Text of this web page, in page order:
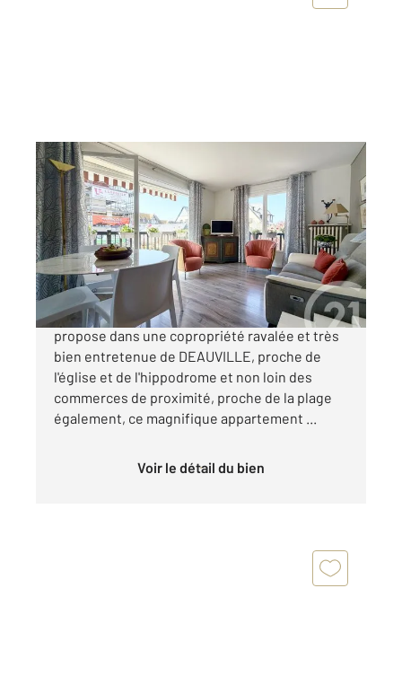
DEAUVILLE 14
60,21 m2, 3 pièces
Ref : 5479
Appartement F3 à vendre
495 000 €
Votre agence CENTURY 21 DEAUVILLE vous
propose dans une copropriété ravalée et très
bien entretenue de DEAUVILLE, proche de
l'église et de l'hippodrome et non loin des
commerces de proximité, proche de la plage
également, ce magnifique appartement ...
Voir le détail du bien